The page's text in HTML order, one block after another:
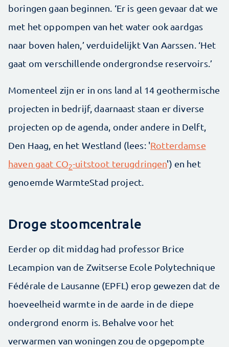
boringen gaan beginnen. ‘Er is geen gevaar dat we
met het oppompen van het water ook aardgas
naar boven halen,’ verduidelijkt Van Aarssen. ‘Het
gaat om verschillende ondergrondse reservoirs.’
Momenteel zijn er in ons land al 14 geothermische
projecten in bedrijf, daarnaast staan er diverse
projecten op de agenda, onder andere in Delft,
Den Haag, en het Westland (lees: 'Rotterdamse
haven gaat CO2-uitstoot terugdringen') en het
genoemde WarmteStad project.
Droge stoomcentrale
Eerder op dit middag had professor Brice
Lecampion van de Zwitserse Ecole Polytechnique
Fédérale de Lausanne (EPFL) erop gewezen dat de
hoeveelheid warmte in de aarde in de diepe
ondergrond enorm is. Behalve voor het
verwarmen van woningen zou de opgepompte